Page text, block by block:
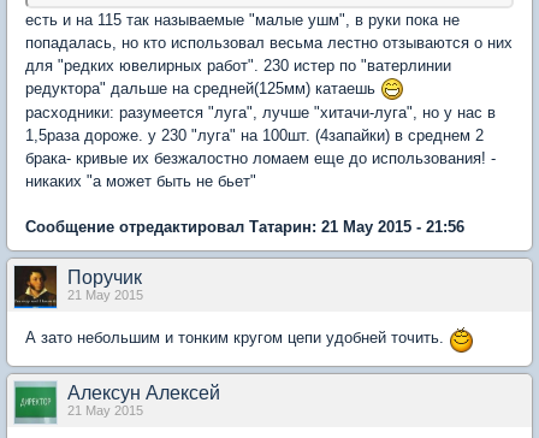
есть и на 115 так называемые "малые ушм", в руки пока не
попадалась, но кто использовал весьма лестно отзываются о них
для "редких ювелирных работ". 230 истер по "ватерлинии
редуктора" дальше на средней(125мм) катаешь
расходники: разумеется "луга", лучше "хитачи-луга", но у нас в
1,5раза дороже. у 230 "луга" на 100шт. (4запайки) в среднем 2
брака- кривые их безжалостно ломаем еще до использования! -
никаких "а может быть не бьет"
Сообщение отредактировал Татарин: 21 May 2015 - 21:56
Поручик
21 May 2015
А зато небольшим и тонким кругом цепи удобней точить.
Алексун Алексей
21 May 2015